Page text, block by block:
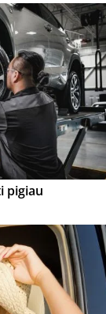
pigiau